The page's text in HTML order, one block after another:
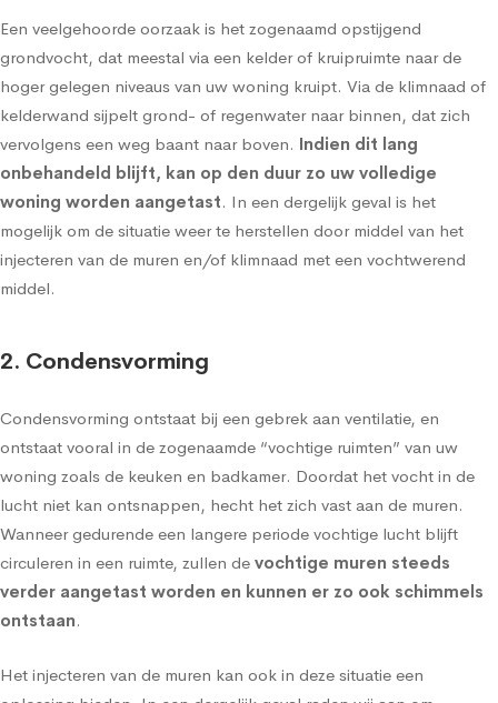
Een veelgehoorde oorzaak is het zogenaamd opstijgend
grondvocht, dat meestal via een kelder of kruipruimte naar de
hoger gelegen niveaus van uw woning kruipt. Via de klimnaad of
kelderwand sijpelt grond- of regenwater naar binnen, dat zich
vervolgens een weg baant naar boven. Indien dit lang
onbehandeld blijft, kan op den duur zo uw volledige
woning worden aangetast. In een dergelijk geval is het
mogelijk om de situatie weer te herstellen door middel van het
injecteren van de muren en/of klimnaad met een vochtwerend
middel.
2. Condensvorming
Condensvorming ontstaat bij een gebrek aan ventilatie, en
ontstaat vooral in de zogenaamde “vochtige ruimten” van uw
woning zoals de keuken en badkamer. Doordat het vocht in de
lucht niet kan ontsnappen, hecht het zich vast aan de muren.
Wanneer gedurende een langere periode vochtige lucht blijft
circuleren in een ruimte, zullen de vochtige muren steeds
verder aangetast worden en kunnen er zo ook schimmels
ontstaan.
Het injecteren van de muren kan ook in deze situatie een